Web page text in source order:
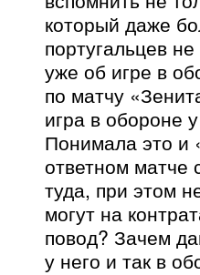
который даже
португальцев
уже об игре в
по матчу
игра в обороне
Понимала это и
ответном матче
туда, при этом
могут на
повод? Зачем
у него и так в